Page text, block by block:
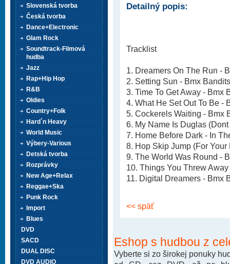
Detailný popis:
Tracklist
1. Dreamers On The Run -
2. Setting Sun - Bmx Bandits
3. Time To Get Away - Bmx
4. What He Set Out To Be -
5. Cockerels Waiting - Bmx
6. My Name Is Duglas
7. Home Before Dark - In
8. Hop Skip Jump (For
9. The World Was Round -
10. Things You Threw
11. Digital Dreamers - Bmx
<< späť
Eshop s hudbou z
Vyberte si zo širokej ponuky
Slovenská tvorba
Česká tvorba
Dance+Electronic
Glam Rock
Soundtrack-Filmová
hudba
Jazz
Rap+Hip Hop
R&B
Oldies
Country+Folk
Hard´n Heavy
World Music
Výbery-Various
Detská tvorba
Rozprávky
New Age+Relax
Reggae+Ska
Punk Rock
Import
Blues
DVD
SACD
DUAL DISC
DVD AUDIO